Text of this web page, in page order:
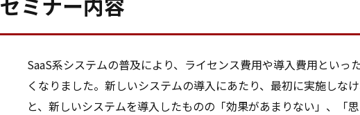
SaaS系システムの普及により、ライセンス費用や導入費用とい
くなりました。新しいシステムの導入にあたり、最初に実施しな
と、新しいシステムを導入したものの「効果があまりない」、「